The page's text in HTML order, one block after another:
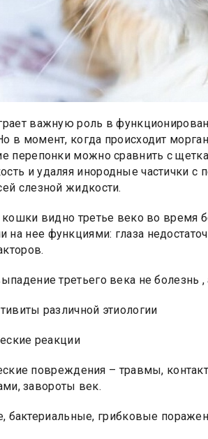
важную роль в
в момент, когда происходит
перепонки можно сравнить с
и удаляя инородные частички с
слезной жидкости.
видно третье веко во время
на нее функциями: глаза
третьего века не
различной этиологии
реакции
повреждения – травмы,
завороты век.
бактериальные, грибковые